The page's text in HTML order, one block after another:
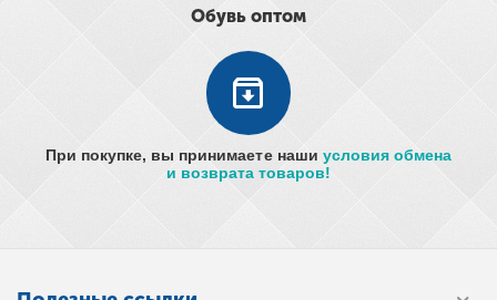
Обувь оптом
При покупке, вы принимаете наши условия обмена
и возврата товаров!